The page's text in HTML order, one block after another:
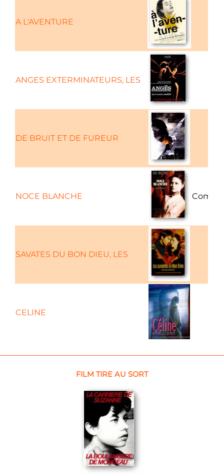
A L'AVENTURE
ANGES EXTERMINATEURS, LES
DE BRUIT ET DE FUREUR
NOCE BLANCHE
SAVATES DU BON DIEU, LES
CELINE
FILM TIRE AU SORT